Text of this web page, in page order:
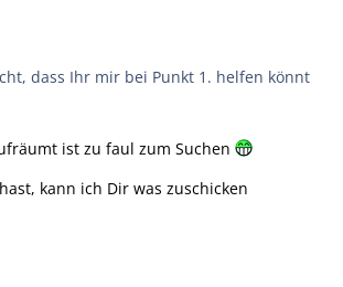
dass Ihr mir bei Punkt 1. helfen könnt
ist zu faul zum Suchen
kann ich Dir was zuschicken